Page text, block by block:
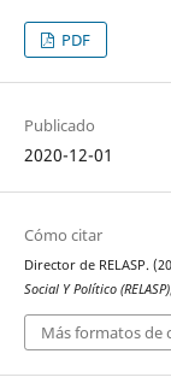
PDF
Publicado
2020-12-01
Cómo citar
Director de RELASP.
Social Y Político (RELASP),
Más formatos de